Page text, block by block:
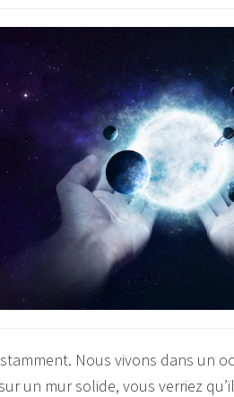
Nous vivons dans un
un mur solide, vous verriez